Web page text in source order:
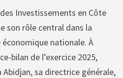
Investissements en Côte
son rôle central dans la
nationale. À
bilan de l’exercice 2025,
sa directrice générale,